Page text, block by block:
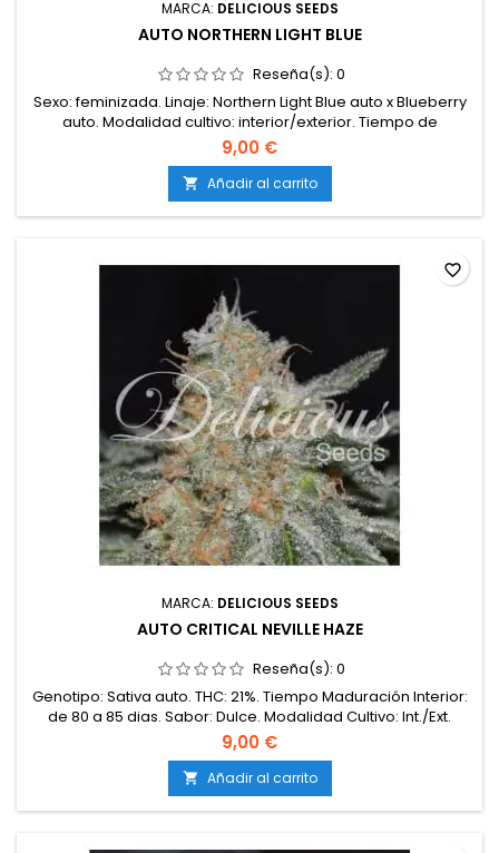
MARCA: DELICIOUS SEEDS
AUTO NORTHERN LIGHT BLUE
Reseña(s): 0
Sexo: feminizada. Linaje: Northern Light Blue auto x Blueberry
auto. Modalidad cultivo: interior/exterior. Tiempo de
maduración interior: de 55 a 60 días. Tiempo de maduración
exterior: automática (55-65 días). Producción: 450-500g/m2
en interior y más de 80-90g por planta en exterior.
Sabor: dulce afrutado. Olor: sutil fragancia a frutas del
bosque...
9,00 €
 Añadir al carrito
MARCA: DELICIOUS SEEDS
AUTO CRITICAL NEVILLE HAZE
Reseña(s): 0
Genotipo: Sativa auto. THC: 21%. Tiempo Maduración Interior:
de 80 a 85 dias. Sabor: Dulce. Modalidad Cultivo: Int./Ext.
Producción: 400 gr/pl outdoor. Olor: Alta. Efecto: Eufórico.
Resistencia Moho: Alta. Resistencia Plagas: Media. Sexo: Fem
Auto. Linaje: Mass Auto x Neville Haze Auto. Valor Medicinal:
Muy alta.
9,00 €
 Añadir al carrito
favorite_border